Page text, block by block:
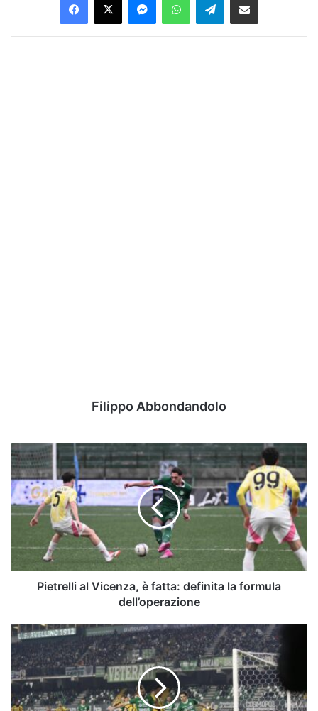
Filippo Abbondandolo
Pietrelli
al
Vicenza,
è
fatta:
definita
dell’operazione
Pietrelli al Vicenza, è fatta: definita la formula
dell’operazione
Maistro
saluta
Juve
Stabia,
l'Avellino